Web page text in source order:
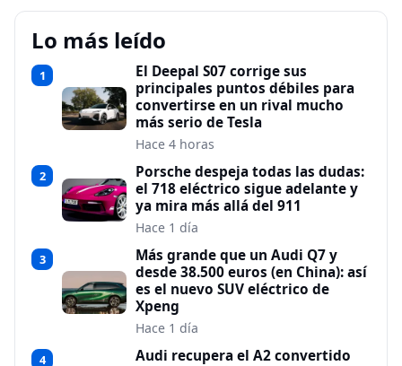
Lo más leído
1
El Deepal S07 corrige sus
principales puntos débiles para
convertirse en un rival mucho
más serio de Tesla
Hace 4 horas
2
Porsche despeja todas las dudas:
el 718 eléctrico sigue adelante y
ya mira más allá del 911
Hace 1 día
3
Más grande que un Audi Q7 y
desde 38.500 euros (en China): así
es el nuevo SUV eléctrico de
Xpeng
Hace 1 día
4
Audi recupera el A2 convertido